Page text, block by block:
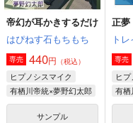
作品詳細
帝幻が耳かきするだけ
はぴねす石もちもち
専売 440円 （税込）
ヒプノシスマイク
有栖川帝統×夢野幻太郎
サンプル
正夢
ト
専売
ヒ
有栖